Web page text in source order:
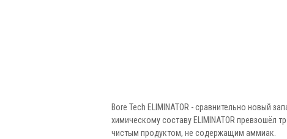
Bore Tech ELIMINATOR - сравнительно новый
химическому составу ELIMINATOR превзошёл
чистым продуктом, не содержащим аммиак.